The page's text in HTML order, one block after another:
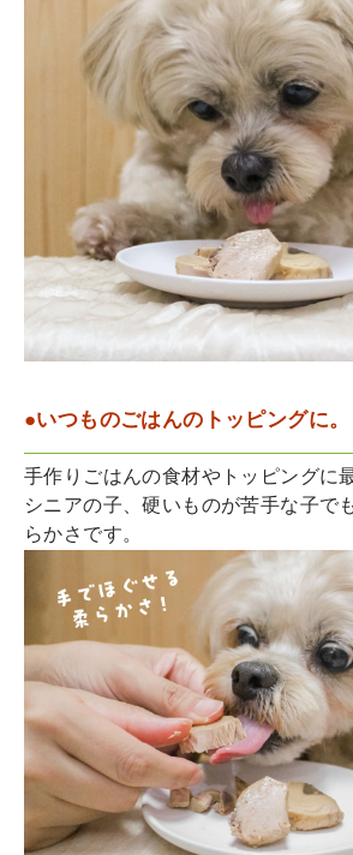
●いつものごはんのトッピングに。
手作りごはんの食材やトッピングに
シニアの子、硬いものが苦手な子で
らかさです。